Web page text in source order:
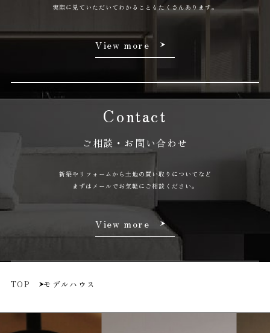
実際に見ていただいてわかることもたくさんあります。
View more
Contact
ご相談・お問い合わせ
新築やリフォームから土地の買い取りについてなど
まずはメールでお気軽にご相談ください。
View more
TOP モデルハウス